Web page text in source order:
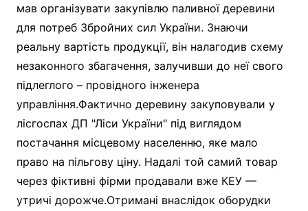
мав організувати закупівлю паливної деревини
для потреб Збройних сил України. Знаючи
реальну вартість продукції, він налагодив схему
незаконного збагачення, залучивши до неї свого
підлеглого – провідного інженера
управління.Фактично деревину закуповували у
лісгоспах ДП "Ліси України" під виглядом
постачання місцевому населенню, яке мало
право на пільгову ціну. Надалі той самий товар
через фіктивні фірми продавали вже КЕУ —
утричі дорожче.Отримані внаслідок оборудки